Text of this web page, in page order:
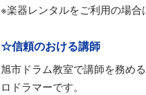
※楽器レンタルをご利用の場合
☆信頼のおける講師
旭市ドラム教室で講師を務め
ロドラマーです。